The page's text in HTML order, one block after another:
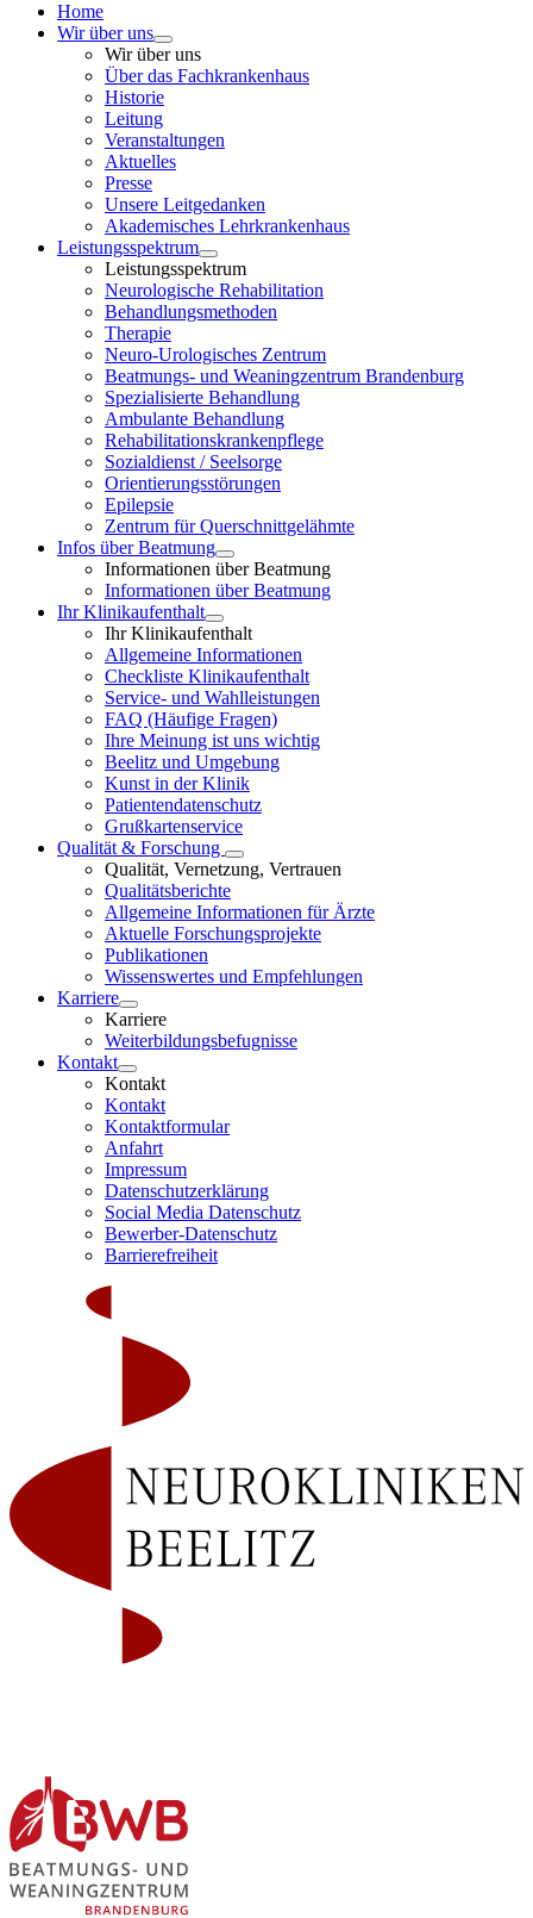
Home
Wir über uns
Wir über uns
Über das Fachkrankenhaus
Historie
Leitung
Veranstaltungen
Aktuelles
Presse
Unsere Leitgedanken
Akademisches Lehrkrankenhaus
Leistungsspektrum
Leistungsspektrum
Neurologische Rehabilitation
Behandlungsmethoden
Therapie
Neuro-Urologisches Zentrum
Beatmungs- und Weaningzentrum Brandenburg
Spezialisierte Behandlung
Ambulante Behandlung
Rehabilitationskrankenpflege
Sozialdienst / Seelsorge
Orientierungsstörungen
Epilepsie
Zentrum für Querschnittgelähmte
Infos über Beatmung
Informationen über Beatmung
Informationen über Beatmung
Ihr Klinikaufenthalt
Ihr Klinikaufenthalt
Allgemeine Informationen
Checkliste Klinikaufenthalt
Service- und Wahlleistungen
FAQ (Häufige Fragen)
Ihre Meinung ist uns wichtig
Beelitz und Umgebung
Kunst in der Klinik
Patientendatenschutz
Grußkartenservice
Qualität & Forschung
Qualität, Vernetzung, Vertrauen
Qualitätsberichte
Allgemeine Informationen für Ärzte
Aktuelle Forschungsprojekte
Publikationen
Wissenswertes und Empfehlungen
Karriere
Karriere
Weiterbildungsbefugnisse
Kontakt
Kontakt
Kontakt
Kontaktformular
Anfahrt
Impressum
Datenschutzerklärung
Social Media Datenschutz
Bewerber-Datenschutz
Barrierefreiheit